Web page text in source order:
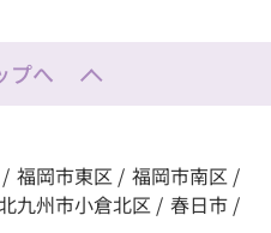
プへ
/ 福岡市東区 / 福岡市南区 /
九州市小倉北区 / 春日市 /